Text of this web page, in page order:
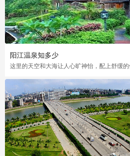
阳江温泉知多少